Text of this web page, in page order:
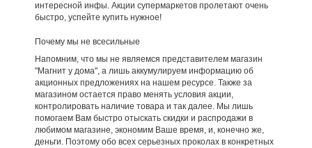
интересной инфы. Акции супермаркетов пролетают очень
быстро, успейте купить нужное!
Почему мы не всесильные
Напомним, что мы не являемся представителем магазин
"Магнит у дома", а лишь аккумулируем информацию об
акционных предложениях на нашем ресурсе. Также за
магазином остается право менять условия акции,
контролировать наличие товара и так далее. Мы лишь
помогаем Вам быстро отыскать скидки и распродажи в
любимом магазине, экономим Ваше время, и, конечно же,
деньги. Поэтому обо всех серьезных проколах в конкретных